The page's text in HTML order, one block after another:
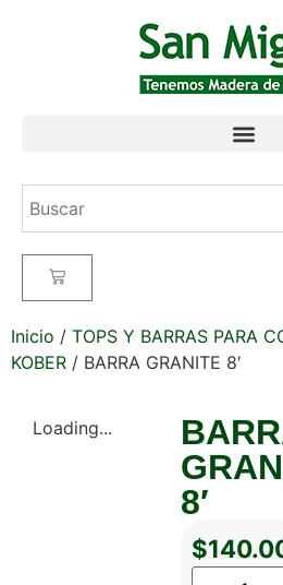
Inicio / TOPS Y BARRAS PARA
KOBER / BARRA GRANITE 8′
Loading...
8′
$